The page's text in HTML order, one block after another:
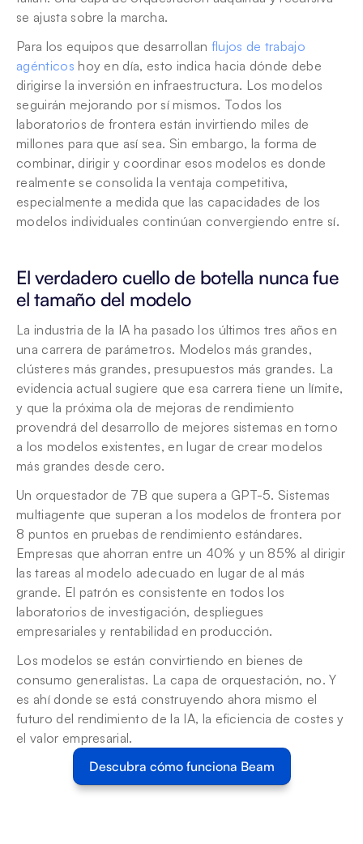
se ajusta sobre la marcha.
Para los equipos que desarrollan flujos de trabajo
agénticos hoy en día, esto indica hacia dónde debe
dirigirse la inversión en infraestructura. Los modelos
seguirán mejorando por sí mismos. Todos los
laboratorios de frontera están invirtiendo miles de
millones para que así sea. Sin embargo, la forma de
combinar, dirigir y coordinar esos modelos es donde
realmente se consolida la ventaja competitiva,
especialmente a medida que las capacidades de los
modelos individuales continúan convergiendo entre sí.
El verdadero cuello de botella nunca fue
el tamaño del modelo
La industria de la IA ha pasado los últimos tres años en
una carrera de parámetros. Modelos más grandes,
clústeres más grandes, presupuestos más grandes. La
evidencia actual sugiere que esa carrera tiene un límite,
y que la próxima ola de mejoras de rendimiento
provendrá del desarrollo de mejores sistemas en torno
a los modelos existentes, en lugar de crear modelos
más grandes desde cero.
Un orquestador de 7B que supera a GPT-5. Sistemas
multiagente que superan a los modelos de frontera por
8 puntos en pruebas de rendimiento estándares.
Empresas que ahorran entre un 40% y un 85% al dirigir
las tareas al modelo adecuado en lugar de al más
grande. El patrón es consistente en todos los
laboratorios de investigación, despliegues
empresariales y rentabilidad en producción.
Los modelos se están convirtiendo en bienes de
consumo generalistas. La capa de orquestación, no. Y
es ahí donde se está construyendo ahora mismo el
futuro del rendimiento de la IA, la eficiencia de costes y
el valor empresarial.
Descubra cómo funciona Beam